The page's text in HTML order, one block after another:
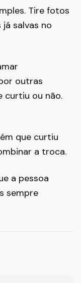
Tire fotos
salvas no
outras
curtiu ou não.
que curtiu
a troca.
a pessoa
sempre